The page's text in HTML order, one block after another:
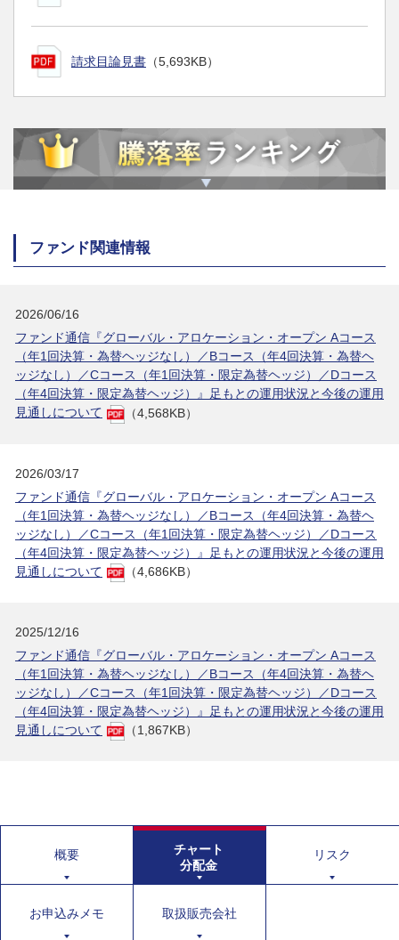
請求目論見書 （5,693KB）
ファンド関連情報
2026/06/16
ファンド通信『グローバル・アロケーション・オープン Aコース
（年1回決算・為替ヘッジなし）／Bコース（年4回決算・為替ヘ
ッジなし）／Cコース（年1回決算・限定為替ヘッジ）／Dコース
（年4回決算・限定為替ヘッジ）』足もとの運用状況と今後の運用
見通しについて
（4,568KB）
2026/03/17
ファンド通信『グローバル・アロケーション・オープン Aコース
（年1回決算・為替ヘッジなし）／Bコース（年4回決算・為替ヘ
ッジなし）／Cコース（年1回決算・限定為替ヘッジ）／Dコース
（年4回決算・限定為替ヘッジ）』足もとの運用状況と今後の運用
見通しについて
（4,686KB）
2025/12/16
ファンド通信『グローバル・アロケーション・オープン Aコース
（年1回決算・為替ヘッジなし）／Bコース（年4回決算・為替ヘ
ッジなし）／Cコース（年1回決算・限定為替ヘッジ）／Dコース
（年4回決算・限定為替ヘッジ）』足もとの運用状況と今後の運用
見通しについて
（1,867KB）
概要
チャート
分配金
リスク
お申込みメモ 取扱販売会社